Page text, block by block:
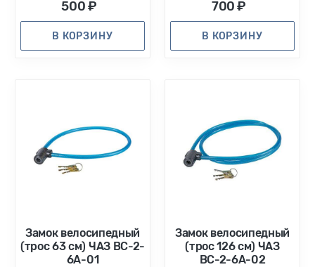
500 ₽
В КОРЗИНУ
700 ₽
В КОРЗИНУ
Замок велосипедный
(трос 63 см) ЧАЗ ВС-2-
6А-01
Замок велосипедный
(трос 126 см) ЧАЗ
ВС-2-6А-02